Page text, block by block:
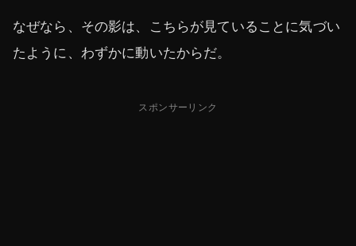
なぜなら、その影は、こちらが見ていることに気づい
たように、わずかに動いたからだ。
スポンサーリンク